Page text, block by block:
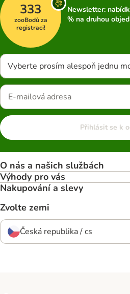
333
zooBodů za
registraci!
Newsletter:
% na druhou
Vyberte prosím alespoň jednu
Přihlásit se k
O nás a našich službách
Výhody pro vás
Nakupování a slevy
Zvolte zemi
Česká republika / cs